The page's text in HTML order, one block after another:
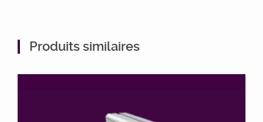
Produits similaires